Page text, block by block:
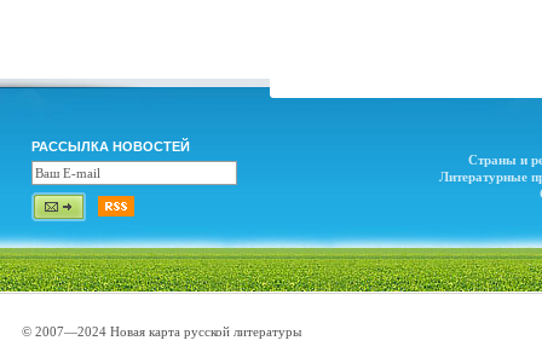
РАССЫЛКА НОВОСТЕЙ
Страны и
Литературные
© 2007—2024 Новая карта русской литературы